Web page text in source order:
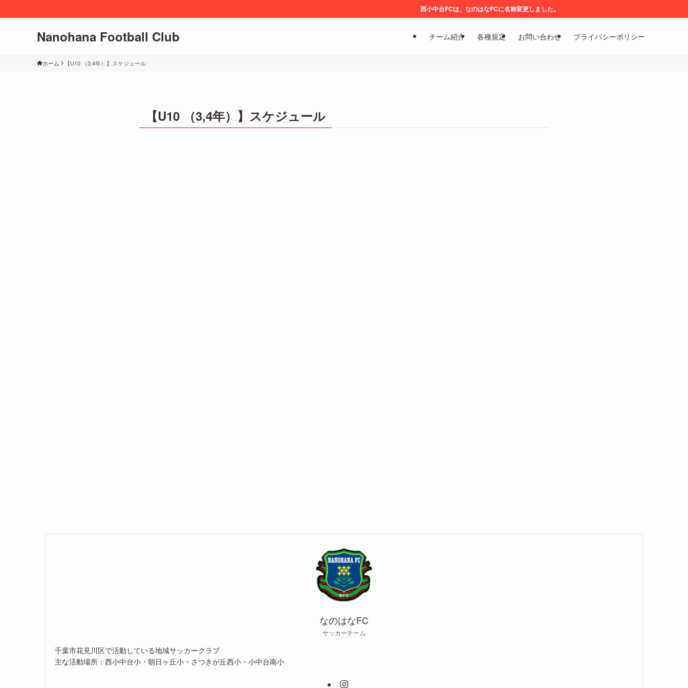
西小中台FCは、なのはなFCに名称変更しました。
Nanohana Football Club チーム紹介 各種規定 お問い合わせ プライバシーポリシー
ホーム 【U10 （3,4年）】スケジュール
【U10 （3,4年）】スケジュール
なのはなFC
サッカーチーム
千葉市花見川区で活動している地域サッカークラブ
主な活動場所：西小中台小・朝日ヶ丘小・さつきが丘西小・小中台南小